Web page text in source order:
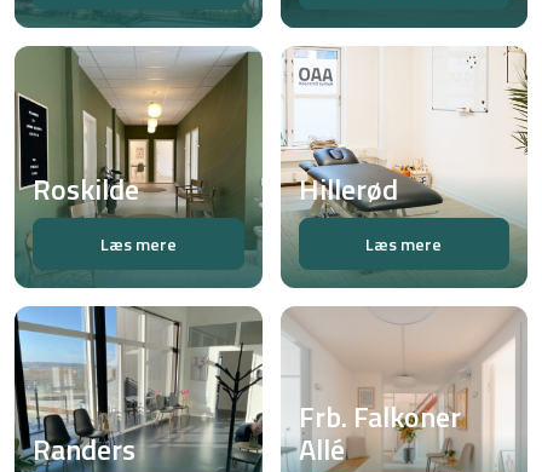
Roskilde
Læs mere
Hillerød
Læs mere
Randers
Frb. Falkoner
Allé